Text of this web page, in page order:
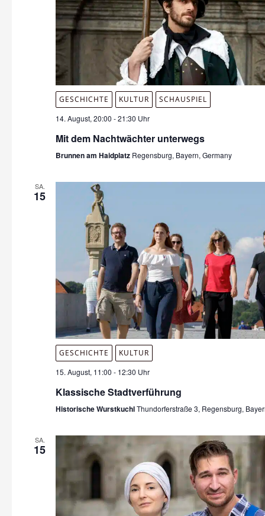
GESCHICHTE KULTUR
SCHAUSPIEL
14. August, 20:00 -21:30 Uhr
Mit dem Nachtwächter unterwegs
Brunnen am Haidplatz Regensburg, Bayern, Germany
SA.
15
GESCHICHTE
KULTUR
15. August, 11:00 - 12:30 Uhr
Klassische Stadtverführung
Historische WurstkuchlThundorferstraße 3, Regensburg,
SA.
15